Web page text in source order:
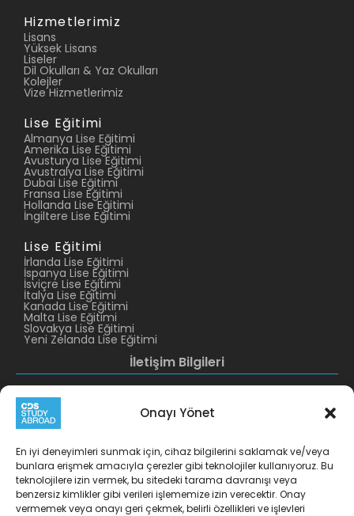
Onayı Yönet
En iyi deneyimleri sunmak için, cihaz bilgilerini saklamak ve/veya
bunlara erişmek amacıyla çerezler gibi teknolojiler kullanıyoruz. Bu
teknolojilere izin vermek, bu sitedeki tarama davranışı veya
benzersiz kimlikler gibi verileri işlememize izin verecektir. Onay
vermemek veya onayı geri çekmek, belirli özellikleri ve işlevleri
Hizmetlerimiz
Lisans
Yüksek Lisans
Liseler
Dil Okulları & Yaz Okulları
Kolejler
Vize Hizmetlerimiz
Lise Eğitimi
Almanya Lise Eğitimi
Amerika Lise Eğitimi
Avusturya Lise Eğitimi
Avustralya Lise Eğitimi
Dubai Lise Eğitimi
Fransa Lise Eğitimi
Hollanda Lise Eğitimi
İngiltere Lise Eğitimi
Lise Eğitimi
İrlanda Lise Eğitimi
İspanya Lise Eğitimi
İsviçre Lise Eğitimi
İtalya Lise Eğitimi
Kanada Lise Eğitimi
Malta Lise Eğitimi
Slovakya Lise Eğitimi
Yeni Zelanda Lise Eğitimi
İletişim Bilgileri
CDS Altunizade
info@cds.com.tr
Mahmut Paşa Cad.
No.19 D.1-2 Üsküdar-
İstanbul 34676 Türkiye
+90 212 319 38 29
Sokak No:7 Kat:6
Nidakule Levent Şişli-
İstanbul 34870 Türkiye
CDS İzmir CDS Kırklareli